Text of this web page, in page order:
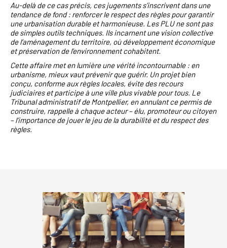
Au-delà de ce cas précis, ces jugements s’inscrivent dans une
tendance de fond : renforcer le respect des règles pour garantir
une urbanisation durable et harmonieuse. Les PLU ne sont pas
de simples outils techniques. Ils incarnent une vision collective
de l’aménagement du territoire, où développement économique
et préservation de l’environnement cohabitent.
Cette affaire met en lumière une vérité incontournable : en
urbanisme, mieux vaut prévenir que guérir. Un projet bien
conçu, conforme aux règles locales, évite des recours
judiciaires et participe à une ville plus vivable pour tous. Le
Tribunal administratif de Montpellier, en annulant ce permis de
construire, rappelle à chaque acteur – élu, promoteur ou citoyen
– l’importance de jouer le jeu de la durabilité et du respect des
règles.